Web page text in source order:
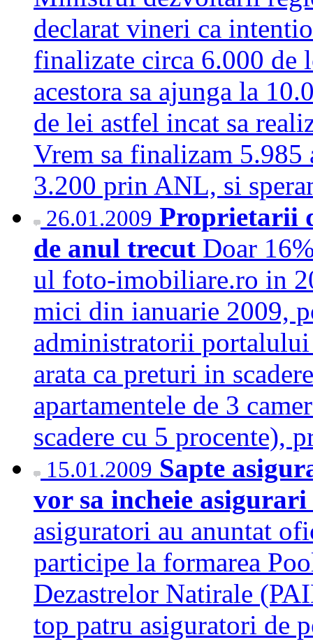
declarat vineri ca
finalizate circa 6.000 de
acestora sa ajunga la
de lei astfel incat sa
Vrem sa finalizam 5.985
3.200 prin ANL, si
26.01.2009 Proprietarii
de anul trecut Doar
ul foto-imobiliare.ro in
mici din ianuarie 2009,
administratorii
arata ca preturi in
apartamentele de 3
scadere cu 5 procente),
15.01.2009 Sapte
vor sa incheie
asiguratori au anuntat
participe la formarea
Dezastrelor Natirale
top patru asiguratori de